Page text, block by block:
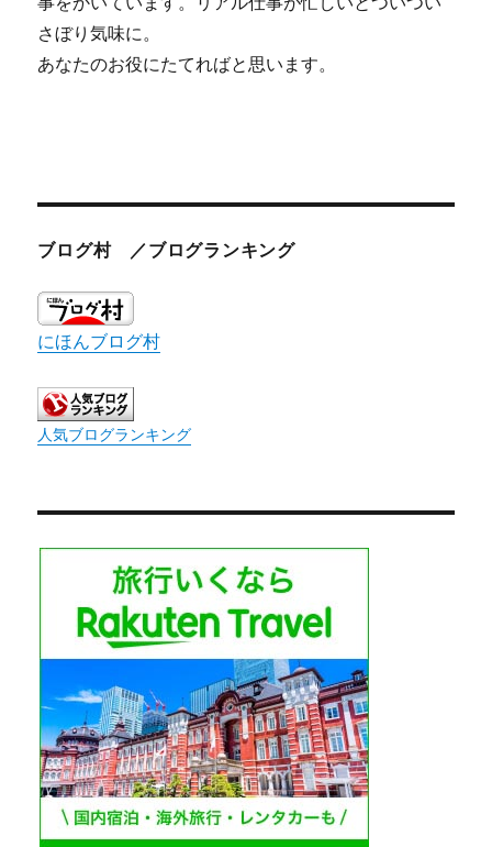
さぼり気味に。
あなたのお役にたてればと思います。
ブログ村 ／ブログランキング
にほんブログ村
人気ブログランキング